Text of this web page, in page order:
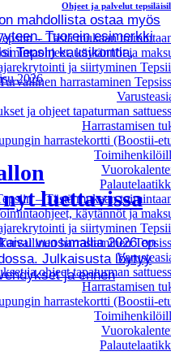
Ohjeet ja palvelut
– Tästä mukaan
käytännöt ja
ja siirtyminen
harrastaminen
ja ohjeet tapaturman
Harrastamisen
harrastekortti (Boostii-
– Tästä mukaan
käytännöt ja
ja siirtyminen
harrastaminen
ja ohjeet tapaturman
Harrastamisen
harrastekortti (Boostii-
mahdollista ostaa myös
Tuorein esimerkki
Tepsin kausikorttia,
luettavissa
vuosimallia 2026 on
Julkaisusta löytyy
ja ennen